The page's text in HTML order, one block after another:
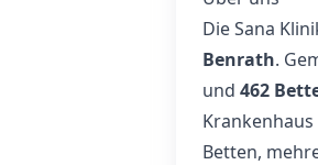
Die Sana
Benrath.
und 462
Betten,